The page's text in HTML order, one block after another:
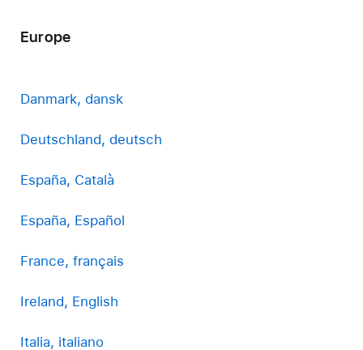
Europe
Danmark, dansk
Deutschland, deutsch
España, Català
España, Español
France, français
Ireland, English
Italia, italiano